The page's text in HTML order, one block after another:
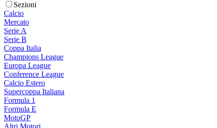
Sezioni
Calcio
Mercato
Serie A
Serie B
Coppa Italia
Champions League
Europa League
Conference League
Calcio Estero
Supercoppa Italiana
Formula 1
Formula E
MotoGP